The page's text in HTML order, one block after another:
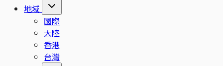
地域
國際
大陸
香港
台灣